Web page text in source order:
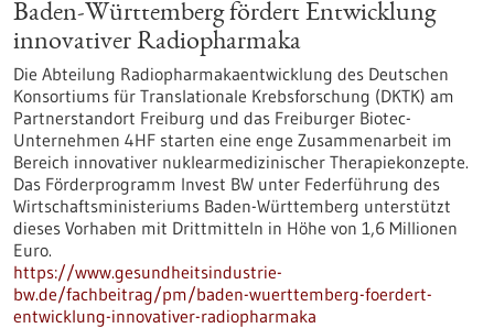
Baden-Württemberg fördert Entwicklung
innovativer Radiopharmaka
Die Abteilung Radiopharmakaentwicklung des Deutschen
Konsortiums für Translationale Krebsforschung (DKTK) am
Partnerstandort Freiburg und das Freiburger Biotec-
Unternehmen 4HF starten eine enge Zusammenarbeit im
Bereich innovativer nuklearmedizinischer Therapiekonzepte.
Das Förderprogramm Invest BW unter Federführung des
Wirtschaftsministeriums Baden-Württemberg unterstützt
dieses Vorhaben mit Drittmitteln in Höhe von 1,6 Millionen
Euro.
https://www.gesundheitsindustrie-
bw.de/fachbeitrag/pm/baden-wuerttemberg-foerdert-
entwicklung-innovativer-radiopharmaka